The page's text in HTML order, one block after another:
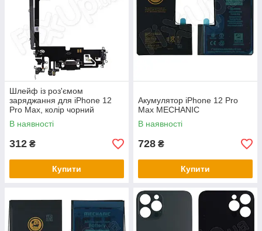
Шлейф із роз'ємом
заряджання для iPhone 12
Pro Max, колір чорний
В наявності
312 ₴
Купити
Акумулятор iPhone 12 Pro
Max MECHANIC
В наявності
728 ₴
Купити